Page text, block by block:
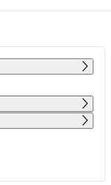
SO NE